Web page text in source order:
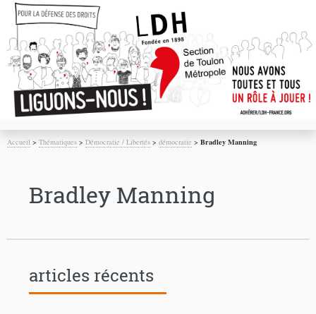
Accueil >Thématiques >Démocratie / Libertés >démocratie >Bradley Manning
Bradley Manning
articles récents